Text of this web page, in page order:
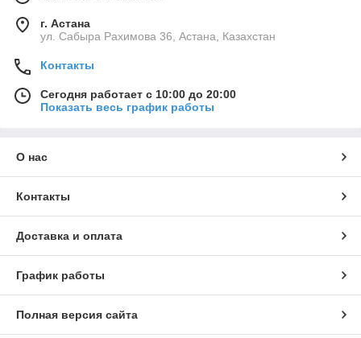
г. Астана
ул. Сабыра Рахимова 36, Астана, Казахстан
Контакты
Сегодня работает с 10:00 до 20:00
Показать весь график работы
О нас
Контакты
Доставка и оплата
График работы
Полная версия сайта